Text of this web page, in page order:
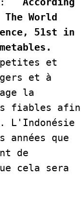
World
51st in
petites et
et à
la
fiables afin
L'Indonésie
que
de
cela sera